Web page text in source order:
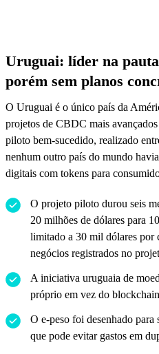
Uruguai: líder na
porém sem planos
O Uruguai é o único país da
projetos de CBDC mais
piloto bem-sucedido, realizado
nenhum outro país do mundo
digitais com tokens para
O projeto piloto durou seis
20 milhões de dólares para
limitado a 30 mil dólares por
negócios registrados no
A iniciativa uruguaia de
próprio em vez do
O e-peso foi desenhado para
que pode evitar gastos em